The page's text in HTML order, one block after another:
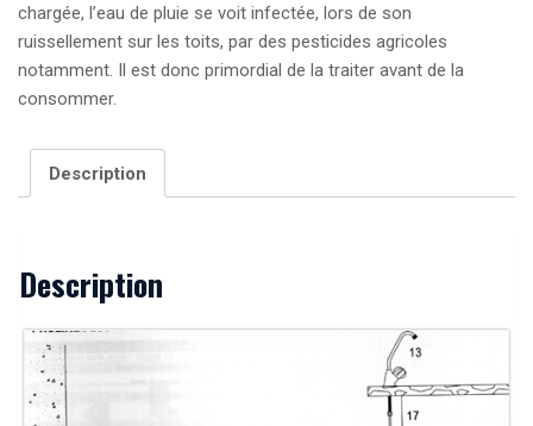
chargée, l’eau de pluie se voit infectée, lors de son
ruissellement sur les toits, par des pesticides agricoles
notamment. Il est donc primordial de la traiter avant de la
consommer.
Description
Description